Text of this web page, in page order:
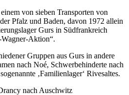
von sieben Transporten von
Pfalz und Baden, davon 1972 allein
Gurs in Südfrankreich
Aktion“.
Gruppen aus Gurs in andere
nach Noé, Schwerbehinderte nach
‚Familienlager‘ Rivesaltes.
nach Auschwitz